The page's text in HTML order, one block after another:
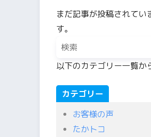
まだ記事が投稿されて
す。
以下のカテゴリー一覧か
カテゴリー
お客様の声
たかトコ